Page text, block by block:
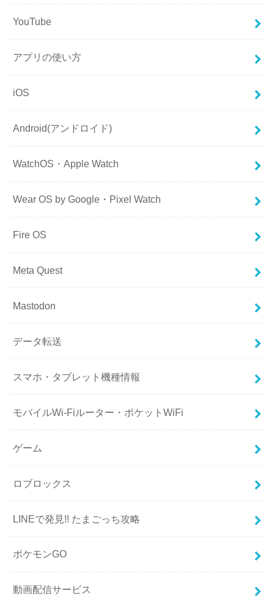
YouTube
アプリの使い方
iOS
Android(アンドロイド)
WatchOS・Apple Watch
Wear OS by Google・Pixel Watch
Fire OS
Meta Quest
Mastodon
データ転送
スマホ・タブレット機種情報
モバイルWi-Fiルーター・ポケットWiFi
ゲーム
ロブロックス
LINEで発見!! たまごっち攻略
ポケモンGO
動画配信サービス